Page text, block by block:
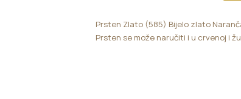
Prsten Zlato (585) Bijelo zlato
Prsten se može naručiti i u crvenoj i